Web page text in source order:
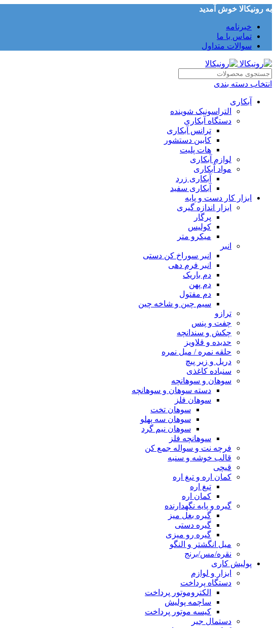
به رونیکالا خوش آمدید
خبرنامه
تماس با ما
سوالات متداول
انتخاب دسته بندی
آبکاری
التراسونیک شوینده
دستگاه آبکاری
ترانس آبکاری
کابین دستشور
هات پلیت
لوازم آبکاری
مواد آبکاری
آبکاری زرد
آبکاری سفید
ابزار کار دست و پایه
ابزار اندازه گیری
پرگار
کولیس
میکرو متر
انبر
انبر سوراخ کن دستی
انبر فرم دهی
دم باریک
دم پهن
دم مفتول
سیم چین و شاخه چین
ترازو
چفت و پنس
چکش و سندانچه
حدیده و قلاویز
حلقه نمره / میل نمره
دریل و زیر پیچ
سنباده کاغذی
سوهان و سوهانچه
دسته سوهان و سوهانچه
سوهان فلز
سوهان تخت
سوهان سه پهلو
سوهان نیم گرد
سوهانچه فلز
فرچه نت و سواله جمع کن
قالب خوشه و سنبه
قیچی
کمان اره و تیغ اره
تیغ اره
کمان اره
گیره و پایه نگهدارنده
گیره بغل میز
گیره دستی
گیره رو میزی
میل انگشتر و النگو
نقره/مس/برنج
پولیش کاری
ابزار و لوازم
دستگاه پرداخت
الکتروموتور پرداخت
ساچمه پولیش
کیسه موتور پرداخت
دستمال جیر